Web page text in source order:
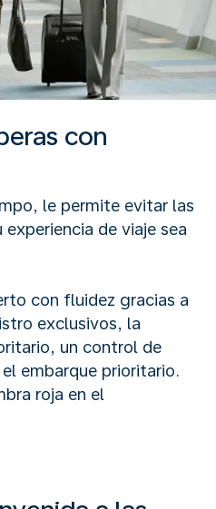
con
le permite evitar las
de viaje sea
con fluidez gracias a
exclusivos, la
un control de
embarque prioritario.
roja en el